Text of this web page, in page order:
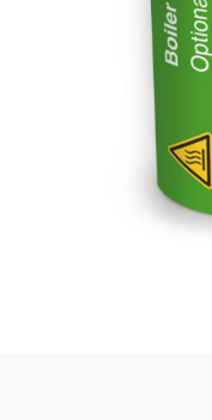
Opmærkning
Sikkerhedsprodukter